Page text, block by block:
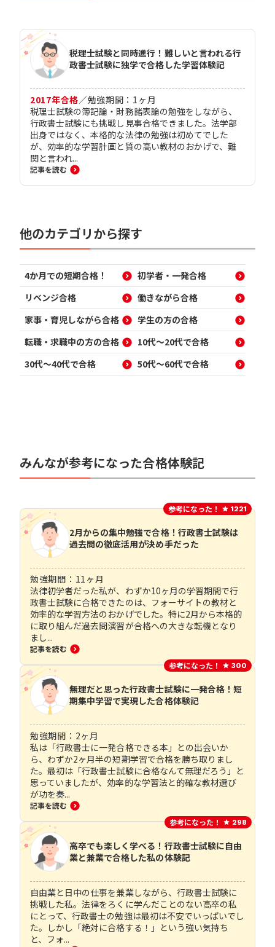
税理士試験と同時進行！難しいと言われる行
政書士試験に独学で合格した学習体験記
2017年合格／勉強期間： 1 ヶ月
税理士試験の簿記論・財務諸表論の勉強をしながら、
行政書士試験にも挑戦し見事合格できました。法学部
出身ではなく、本格的な法律の勉強は初めてでした
が、効率的な学習計画と質の高い教材のおかげで、難
関と言われ...
記事を読む
他のカテゴリから探す
4か月での短期合格！ 初学者・一発合格
リベンジ合格 働きながら合格
家事・育児しながら合格 学生の方の合格
転職・求職中の方の合格 10代～20代で合格
30代～40代で合格 50代～60代で合格
みんなが参考になった合格体験記
参考になった！ 1221
2月からの集中勉強で合格！行政書士試験は
過去問の徹底活用が決め手だった
勉強期間： 11 ヶ月
法律初学者だった私が、わずか10ヶ月の学習期間で行
政書士試験に合格できたのは、フォーサイトの教材と
効率的な学習方法のおかげでした。特に2月から本格的
に取り組んだ過去問演習が合格への大きな転機となり
まし...
記事を読む
参考になった！ 300
無理だと思った行政書士試験に一発合格！短
期集中学習で実現した合格体験記
勉強期間： 2ヶ月
私は「行政書士に一発合格できる本」との出会いか
ら、わずか2ヶ月半の短期学習で合格を勝ち取りまし
た。最初は「行政書士試験に合格なんて無理だろう」と
思っていましたが、効率的な学習法と的確な教材選び
が功を奏...
記事を読む
参考になった！ 298
高卒でも楽しく学べる！行政書士試験に自由
業と兼業で合格した私の体験記
自由業と日中の仕事を兼業しながら、行政書士試験に
挑戦した私。法律をろくに学んだことのない高卒の私
にとって、行政書士の勉強は最初は不安でいっぱいでし
た。しかし「絶対に合格する！」という強い気持ち
と、フォ...